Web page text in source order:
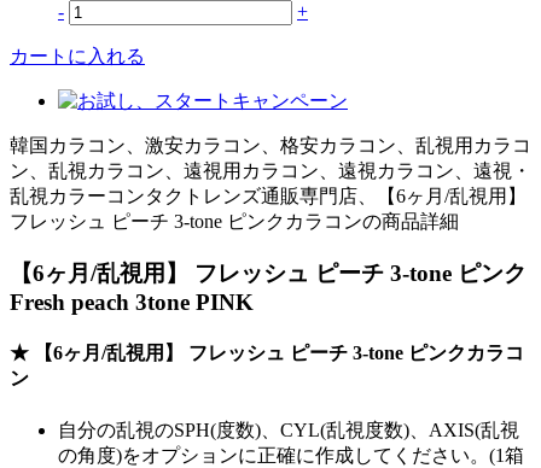
- +
カートに入れる
韓国カラコン、激安カラコン、格安カラコン、乱視用カラコ
ン、乱視カラコン、遠視用カラコン、遠視カラコン、遠視・
乱視カラーコンタクトレンズ通販専門店、【6ヶ月/乱視用】
フレッシュ ピーチ 3-tone ピンクカラコンの商品詳細
【6ヶ月/乱視用】 フレッシュ ピーチ 3-tone ピンク
Fresh peach 3tone PINK
★ 【6ヶ月/乱視用】 フレッシュ ピーチ 3-tone ピンクカラコ
ン
自分の乱視のSPH(度数)、CYL(乱視度数)、AXIS(乱視
の角度)をオプションに正確に作成してください。(1箱